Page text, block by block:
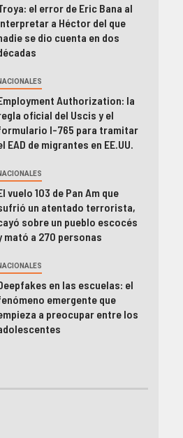
el error de Eric Bana al
a Héctor del que
se dio cuenta en dos
Authorization: la
oficial del Uscis y el
I-765 para tramitar
EAD de migrantes en EE.UU.
vuelo 103 de Pan Am que
un atentado terrorista,
sobre un pueblo escocés
mató a 270 personas
en las escuelas: el
emergente que
a preocupar entre los